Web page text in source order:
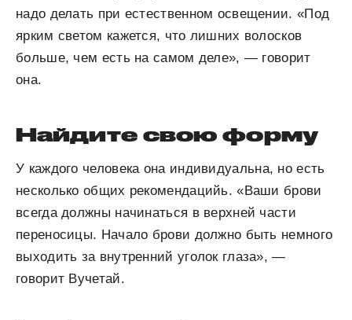
надо делать при естественном освещении. «Под
ярким светом кажется, что лишних волосков
больше, чем есть на самом деле», — говорит
она.
Найдите свою форму
У каждого человека она индивидуальна, но есть
несколько общих рекомендацийь. «Ваши брови
всегда должны начинаться в верхней части
переносицы. Начало брови должно быть немного
выходить за внутренний уголок глаза», —
говорит Вучетай.